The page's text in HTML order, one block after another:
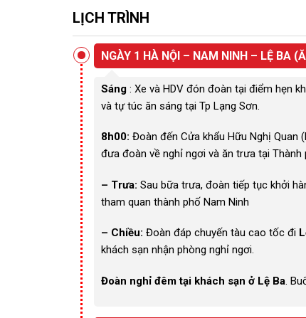
LỊCH TRÌNH
NGÀY 1 HÀ NỘI – NAM NINH – LỆ BA
Sáng : Xe và HDV đón đoàn tại điểm hẹn
và tự túc ăn sáng tại Tp Lạng Sơn.
8h00: Đoàn đến Cửa khẩu Hữu Nghị Quan
đưa đoàn về nghỉ ngơi và ăn trưa tại Thành
– Trưa: Sau bữa trưa, đoàn tiếp tục khởi
tham quan thành phố Nam Ninh
– Chiều: Đoàn đáp chuyến tàu cao tốc đi
khách sạn nhận phòng nghỉ ngơi.
Đoàn nghỉ đêm tại khách sạn ở Lệ Ba .